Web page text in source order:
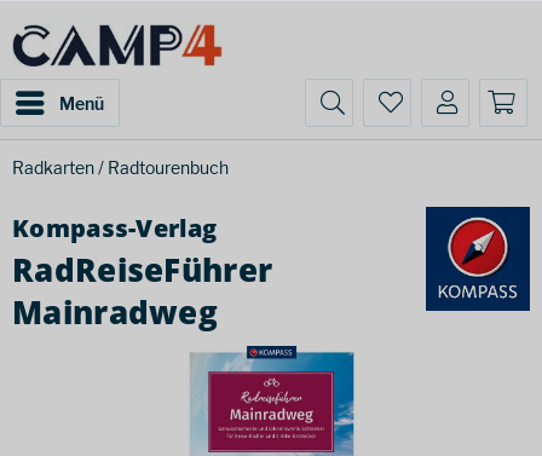
Menü
Radkarten / Radtourenbuch
Kompass-Verlag
RadReiseFührer
Mainradweg